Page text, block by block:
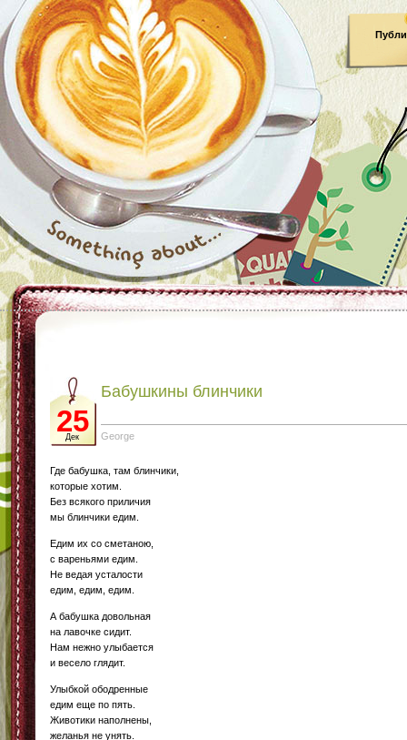
25
Дек
Бабушкины блинчики
George
Где бабушка, там блинчики,
которые хотим.
Без всякого приличия
мы блинчики едим.
Едим их со сметаною,
с вареньями едим.
Не ведая усталости
едим, едим, едим.
А бабушка довольная
на лавочке сидит.
Нам нежно улыбается
и весело глядит.
Улыбкой ободренные
едим еще по пять.
Животики наполнены,
желанья не унять.